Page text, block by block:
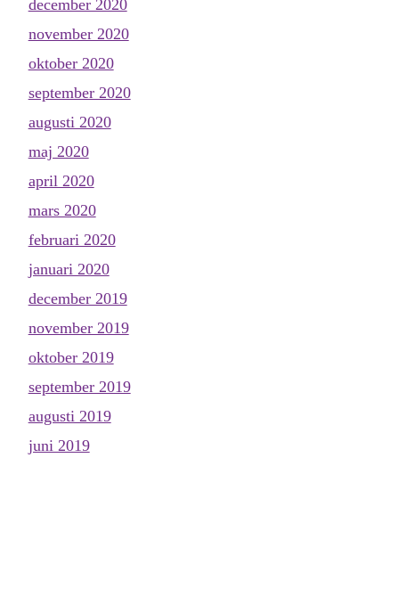
december 2020
november 2020
oktober 2020
september 2020
augusti 2020
maj 2020
april 2020
mars 2020
februari 2020
januari 2020
december 2019
november 2019
oktober 2019
september 2019
augusti 2019
juni 2019